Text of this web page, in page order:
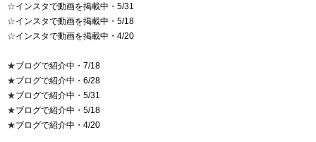
☆インスタで動画を掲載中・5/31
☆インスタで動画を掲載中・5/18
☆インスタで動画を掲載中・4/20
★ブログで紹介中・7/18
★ブログで紹介中・6/28
★ブログで紹介中・5/31
★ブログで紹介中・5/18
★ブログで紹介中・4/20